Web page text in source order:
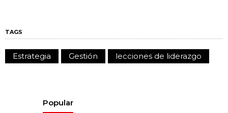
TAGS
Estrategia Gestión lecciones de liderazgo
Popular